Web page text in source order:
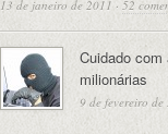
13 de janeiro de 2011 · 52
Cuidado com
milionárias
9 de fevereiro de